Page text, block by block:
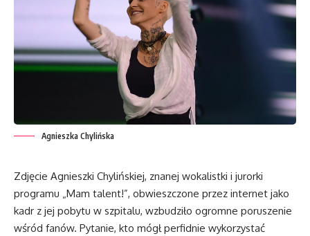
Agnieszka Chylińska
Zdjęcie Agnieszki Chylińskiej, znanej wokalistki i jurorki
programu „Mam talent!”, obwieszczone przez internet jako
kadr z jej pobytu w szpitalu, wzbudziło ogromne poruszenie
wśród fanów. Pytanie, kto mógł perfidnie wykorzystać